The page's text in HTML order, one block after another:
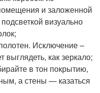
и заложенной
визуально
Исключение –
выглядеть, как зеркало;
в тон покрытию,
а стены — казаться